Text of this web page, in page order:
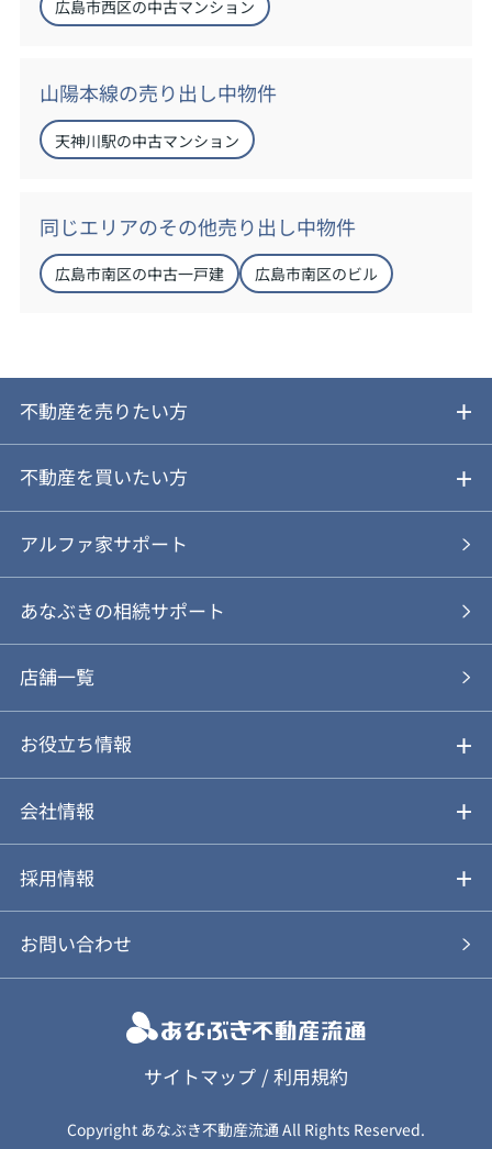
広島市西区の中古マンション
山陽本線の売り出し中物件
天神川駅の中古マンション
同じエリアのその他売り出し中物件
広島市南区の中古一戸建 広島市南区のビル
不動産を売りたい方
ご売却ガイド
ご売却の流れ
あなぶきの仲介
あなぶきの買取
仲介と買取のメリット・デメリット
動画やパンフレットで見る
不動産を買いたい方
ご購入ガイド
物件を探す
購入の流れ
購入前も後も安心サポート
お気に入り
アルファ家サポート
あなぶきの相続サポート
店舗一覧
お役立ち情報
不動産Q&A
アルファジャーナル
会社情報
会社概要
スタッフ紹介
個人情報保護方針
カスタマーハラスメント基本方針
保険募集（勧誘）方針
採用情報
新卒採用について
キャリア採用について
応募に関する個人情報取扱について
お問い合わせ
サイトマップ /利用規約
Copyright あなぶき不動産流通 All Rights Reserved.